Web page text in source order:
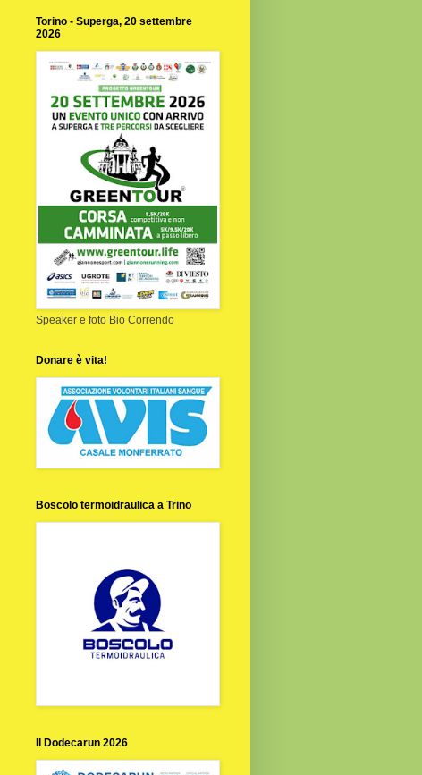
Torino - Superga, 20 settembre
2026
Speaker e foto Bio Correndo
Donare è vita!
Boscolo termoidraulica a Trino
Il Dodecarun 2026